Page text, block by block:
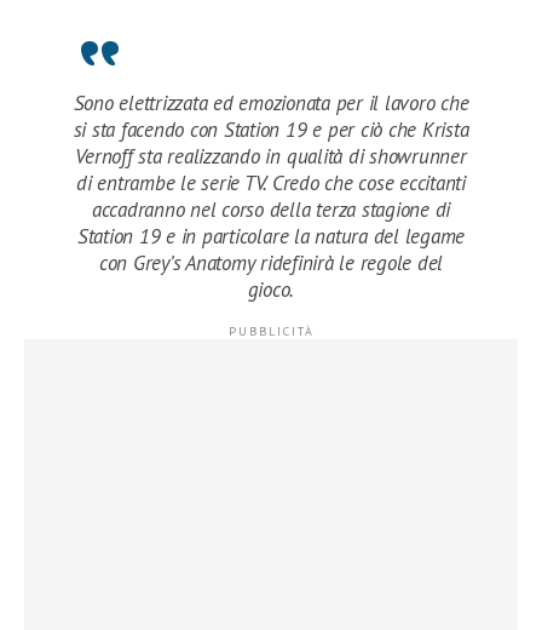
Sono elettrizzata ed emozionata per il lavoro che
si sta facendo con Station 19 e per ciò che Krista
Vernoff sta realizzando in qualità di showrunner
di entrambe le serie TV. Credo che cose eccitanti
accadranno nel corso della terza stagione di
Station 19 e in particolare la natura del legame
con Grey’s Anatomy ridefinirà le regole del
gioco.